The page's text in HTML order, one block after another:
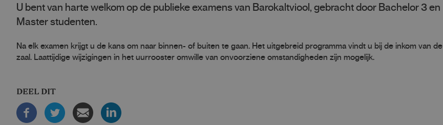
U bent van harte welkom op de publieke examens van Barokaltviool, gebracht door Bachelor 3 en
Master studenten.
Na elk examen krijgt u de kans om naar binnen- of buiten te gaan. Het uitgebreid programma vindt u bij de inkom van de
zaal. Laattijdige wijzigingen in het uurrooster omwille van onvoorziene omstandigheden zijn mogelijk.
DEEL DIT